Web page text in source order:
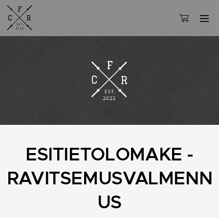
ESITIETOLOMAKE -
RAVITSEMUSVALMENN
US